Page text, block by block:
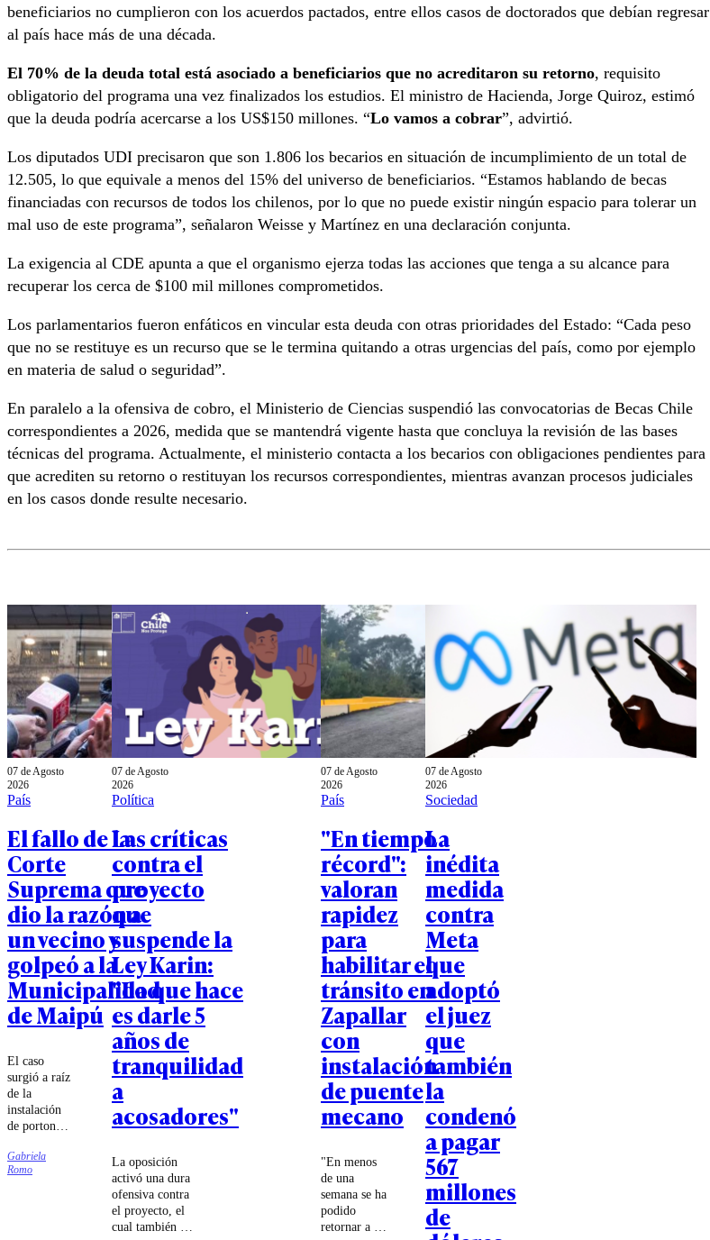
beneficiarios no cumplieron con los acuerdos pactados, entre ellos casos de doctorados que debían regresar
al país hace más de una década.
El 70% de la deuda total está asociado a beneficiarios que no acreditaron su retorno, requisito
obligatorio del programa una vez finalizados los estudios. El ministro de Hacienda, Jorge Quiroz, estimó
que la deuda podría acercarse a los US$150 millones. “Lo vamos a cobrar”, advirtió.
Los diputados UDI precisaron que son 1.806 los becarios en situación de incumplimiento de un total de
12.505, lo que equivale a menos del 15% del universo de beneficiarios. “Estamos hablando de becas
financiadas con recursos de todos los chilenos, por lo que no puede existir ningún espacio para tolerar un
mal uso de este programa”, señalaron Weisse y Martínez en una declaración conjunta.
La exigencia al CDE apunta a que el organismo ejerza todas las acciones que tenga a su alcance para
recuperar los cerca de $100 mil millones comprometidos.
Los parlamentarios fueron enfáticos en vincular esta deuda con otras prioridades del Estado: “Cada peso
que no se restituye es un recurso que se le termina quitando a otras urgencias del país, como por ejemplo
en materia de salud o seguridad”.
En paralelo a la ofensiva de cobro, el Ministerio de Ciencias suspendió las convocatorias de Becas Chile
correspondientes a 2026, medida que se mantendrá vigente hasta que concluya la revisión de las bases
técnicas del programa. Actualmente, el ministerio contacta a los becarios con obligaciones pendientes para
que acrediten su retorno o restituyan los recursos correspondientes, mientras avanzan procesos judiciales
en los casos donde resulte necesario.
07 de Agosto
2026
País
El fallo de la
Corte
Suprema que
dio la razón a
un vecino y
golpeó a la
Municipalidad
de Maipú
El caso
surgió a raíz
de la
instalación
de portones
de Villa
Paraíso, los
Gabriela
Romo
07 de Agosto
2026
Política
Las críticas
contra el
proyecto
que
suspende la
Ley Karin:
"Lo que hace
es darle 5
años de
tranquilidad
a
acosadores"
La oposición
activó una dura
ofensiva contra
el proyecto, el
cual también ha
07 de Agosto
2026
País
"En tiempo
récord":
valoran
rapidez
para
habilitar el
tránsito en
Zapallar
con
instalación
de puente
mecano
"En menos
de una
semana se ha
podido
retornar a la
07 de Agosto
2026
Sociedad
La
inédita
medida
contra
Meta
que
adoptó
el juez
que
también
la
condenó
a pagar
567
millones
de